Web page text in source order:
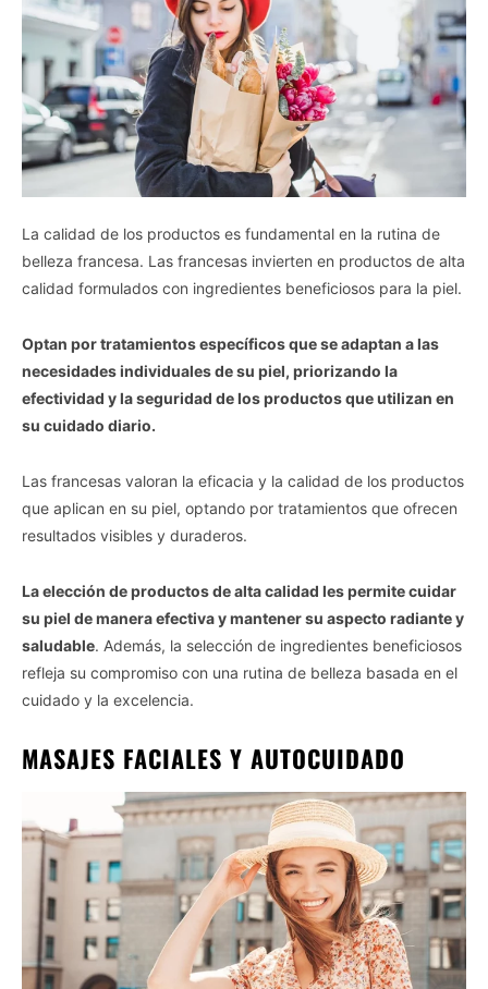
La calidad de los productos es fundamental en la rutina de
belleza francesa. Las francesas invierten en productos de alta
calidad formulados con ingredientes beneficiosos para la piel.
Optan por tratamientos específicos que se adaptan a las
necesidades individuales de su piel, priorizando la
efectividad y la seguridad de los productos que utilizan en
su cuidado diario.
Las francesas valoran la eficacia y la calidad de los productos
que aplican en su piel, optando por tratamientos que ofrecen
resultados visibles y duraderos.
La elección de productos de alta calidad les permite cuidar
su piel de manera efectiva y mantener su aspecto radiante y
saludable. Además, la selección de ingredientes beneficiosos
refleja su compromiso con una rutina de belleza basada en el
cuidado y la excelencia.
MASAJES FACIALES Y AUTOCUIDADO